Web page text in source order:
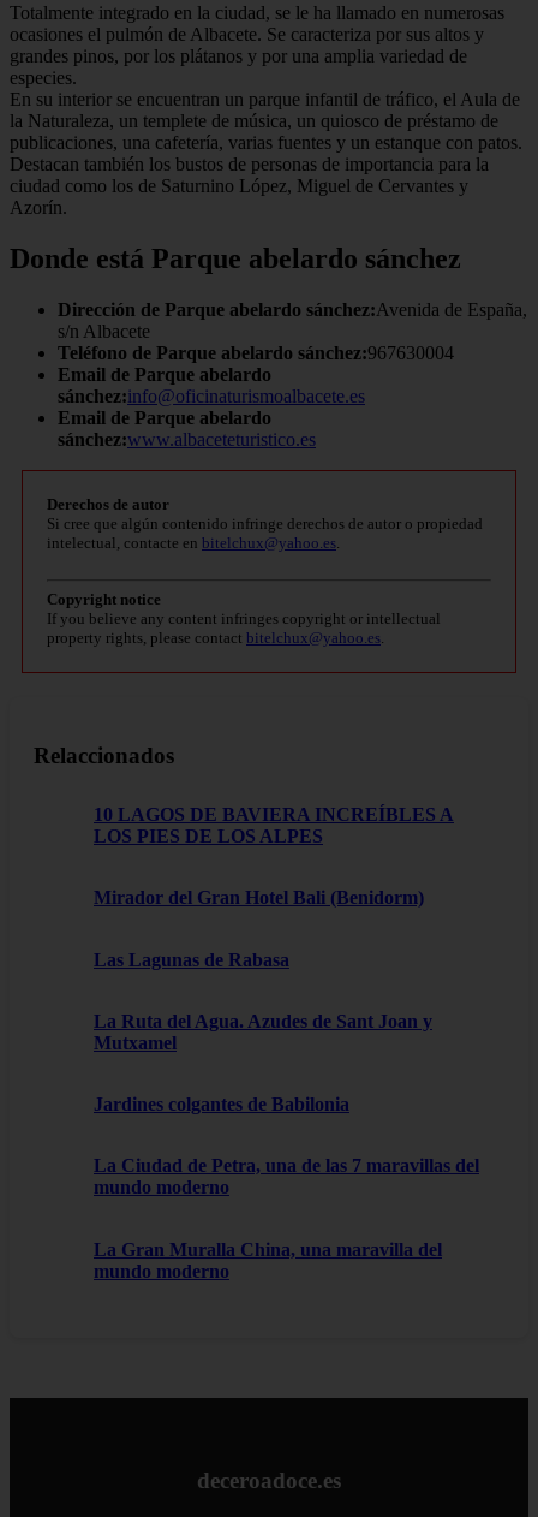
Totalmente integrado en la ciudad, se le ha llamado en numerosas
ocasiones el pulmón de Albacete. Se caracteriza por sus altos y
grandes pinos, por los plátanos y por una amplia variedad de
especies.
En su interior se encuentran un parque infantil de tráfico, el Aula de
la Naturaleza, un templete de música, un quiosco de préstamo de
publicaciones, una cafetería, varias fuentes y un estanque con patos.
Destacan también los bustos de personas de importancia para la
ciudad como los de Saturnino López, Miguel de Cervantes y
Azorín.
Donde está Parque abelardo sánchez
Dirección de Parque abelardo sánchez:Avenida de España,
s/n Albacete
Teléfono de Parque abelardo sánchez:967630004
Email de Parque abelardo
sánchez:info@oficinaturismoalbacete.es
Email de Parque abelardo
sánchez:www.albaceteturistico.es
Derechos de autor
Si cree que algún contenido infringe derechos de autor o propiedad
intelectual, contacte en bitelchux@yahoo.es
Copyright notice
If you believe any content infringes copyright or intellectual
property rights, please contact bitelchux@yahoo.es
Relaccionados
10 LAGOS DE BAVIERA INCREÍBLES A
LOS PIES DE LOS ALPES
Mirador del Gran Hotel Bali (Benidorm)
Las Lagunas de Rabasa
La Ruta del Agua. Azudes de Sant Joan y
Mutxamel
Jardines colgantes de Babilonia
La Ciudad de Petra, una de las 7 maravillas del
mundo moderno
La Gran Muralla China, una maravilla del
mundo moderno
deceroadoce.es